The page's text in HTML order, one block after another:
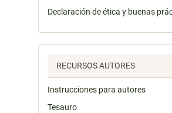
Declaración de ética y buenas
RECURSOS AUTORES
Instrucciones para autores
Tesauro